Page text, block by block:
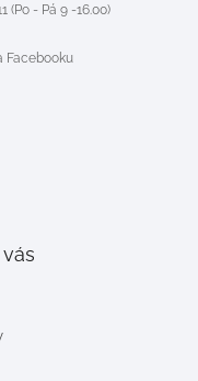
(Po - Pá 9 -16.00)
Facebooku